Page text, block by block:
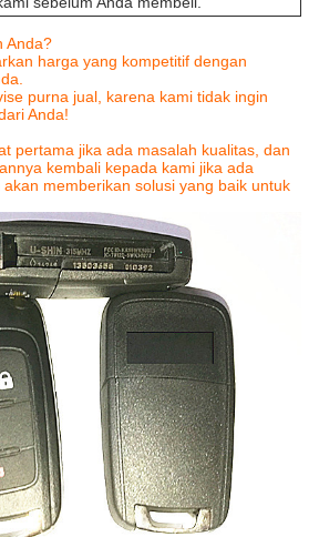
Anda?
harga yang kompetitif dengan
purna jual, karena kami tidak ingin
Anda!
pertama jika ada masalah kualitas, dan
kembali kepada kami jika ada
memberikan solusi yang baik untuk